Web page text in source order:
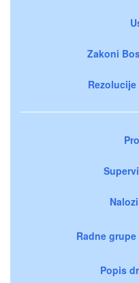
Zakoni
Radne
Popis